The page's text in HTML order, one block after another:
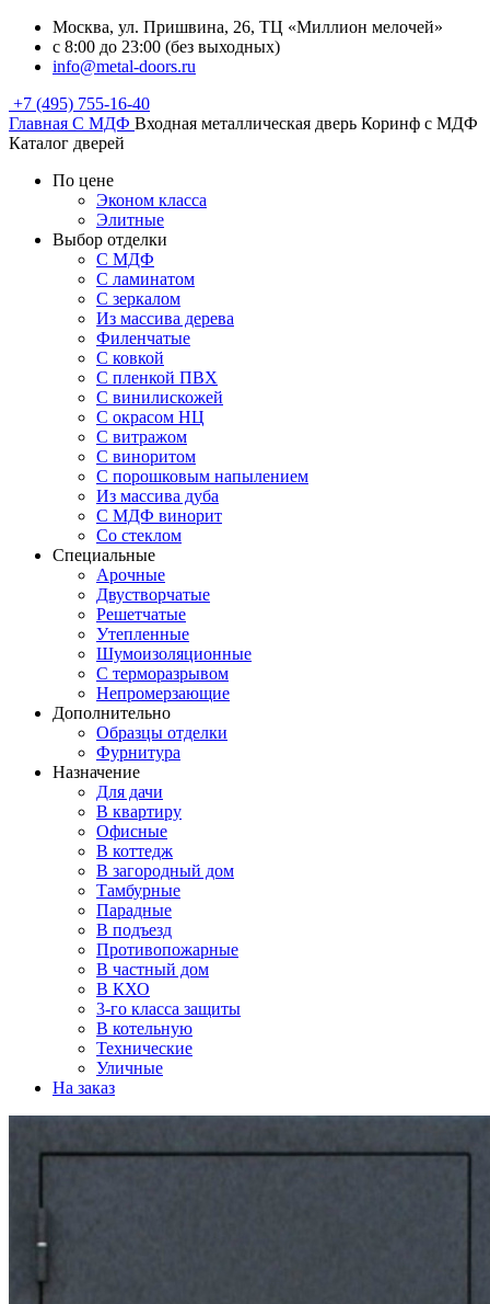
Москва, ул. Пришвина, 26, ТЦ «Миллион мелочей»
с 8:00 до 23:00 (без выходных)
info@metal-doors.ru
+7 (495) 755-16-40
Главная С МДФ Входная металлическая дверь Коринф с МДФ
Каталог дверей
По цене
Эконом класса
Элитные
Выбор отделки
С МДФ
С ламинатом
С зеркалом
Из массива дерева
Филенчатые
С ковкой
С пленкой ПВХ
С винилискожей
С окрасом НЦ
С витражом
С виноритом
С порошковым напылением
Из массива дуба
С МДФ винорит
Со стеклом
Специальные
Арочные
Двустворчатые
Решетчатые
Утепленные
Шумоизоляционные
С терморазрывом
Непромерзающие
Дополнительно
Образцы отделки
Фурнитура
Назначение
Для дачи
В квартиру
Офисные
В коттедж
В загородный дом
Тамбурные
Парадные
В подъезд
Противопожарные
В частный дом
В КХО
3-го класса защиты
В котельную
Технические
Уличные
На заказ